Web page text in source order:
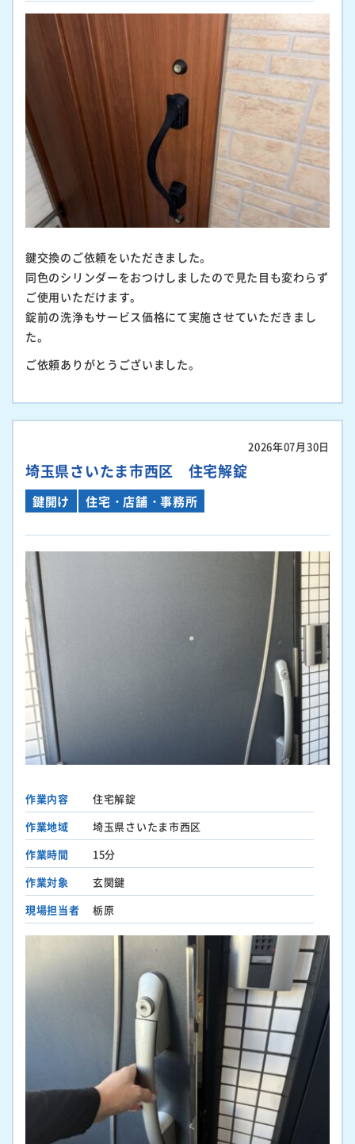
鍵交換のご依頼をいただきました。
同色のシリンダーをおつけしましたので見た目も変わらず
ご使用いただけます。
錠前の洗浄もサービス価格にて実施させていただきまし
た。
ご依頼ありがとうございました。
2026年07月30日
埼玉県さいたま市西区 住宅解錠
鍵開け 住宅・店舗・事務所
作業内容
住宅解錠
作業地域
埼玉県さいたま市西区
作業時間
15分
作業対象
玄関鍵
現場担当者
栃原